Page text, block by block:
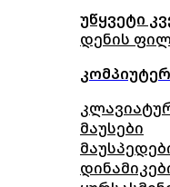
უწყვეტი
დენის
მაუსები